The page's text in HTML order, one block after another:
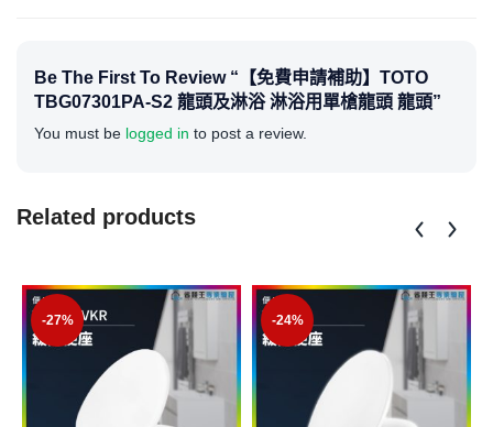
Be The First To Review “【免費申請補助】TOTO
TBG07301PA-S2 龍頭及淋浴 淋浴用單槍龍頭 龍頭”
You must be logged in to post a review.
Related products
-27% -24%